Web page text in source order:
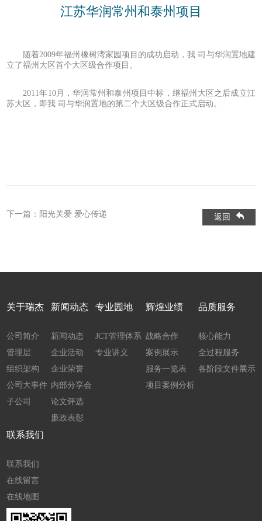
江苏华润常州和泰州项目
随着2009年福州橡树湾家园项目的成功启动，我 司与华润置地建
立了福州大区首个大区级合作项目。
2011年10月，华润常州和泰州项目中标，继福州大区之后成立江
苏大区，即我 司与华润置地的第二个大区级合作正式启动。
下一篇： 阳光关爱 爱心传递 返回
关于瑞杰
公司简介
管理层
组织架构
公司大事件
子公司
新闻动态
新闻动态
企业活动
企业荣誉
内部分享会
论文评选
廉政表彰
专业园地
JCT管理体系
专业讲义
辉煌业绩
战略合作
案例展示
服务一览表
项目案例分析
品质服务
核心能力
全过程服务
各阶段文件展示
联系我们
联系我们
在线留言
在线地图